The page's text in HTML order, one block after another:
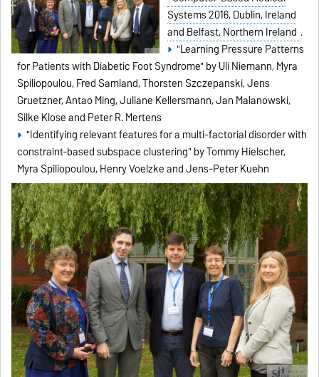
Systems 2016, Dublin, Ireland
and Belfast, Northern Ireland .
"Learning Pressure Patterns
for Patients with Diabetic Foot Syndrome" by Uli Niemann, Myra
Spiliopoulou, Fred Samland, Thorsten Szczepanski, Jens
Gruetzner, Antao Ming, Juliane Kellersmann, Jan Malanowski,
Silke Klose and Peter R. Mertens
"Identifying relevant features for a multi-factorial disorder with
constraint-based subspace clustering" by Tommy Hielscher,
Myra Spiliopoulou, Henry Voelzke and Jens-Peter Kuehn